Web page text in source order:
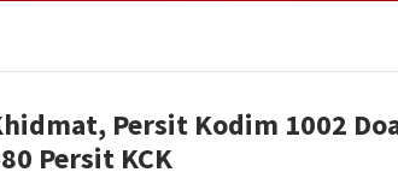
Persit Kodim 1002
Persit KCK